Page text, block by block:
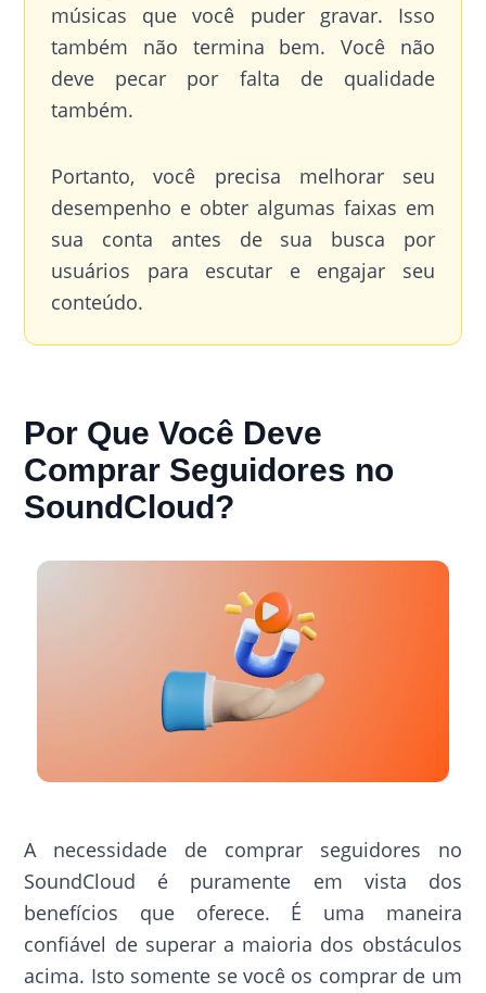
músicas que você puder gravar. Isso
também não termina bem. Você não
deve pecar por falta de qualidade
também.
Portanto, você precisa melhorar seu
desempenho e obter algumas faixas em
sua conta antes de sua busca por
usuários para escutar e engajar seu
conteúdo.
Por Que Você Deve
Comprar Seguidores no
SoundCloud?
A necessidade de comprar seguidores no
SoundCloud é puramente em vista dos
benefícios que oferece. É uma maneira
confiável de superar a maioria dos obstáculos
acima. Isto somente se você os comprar de um